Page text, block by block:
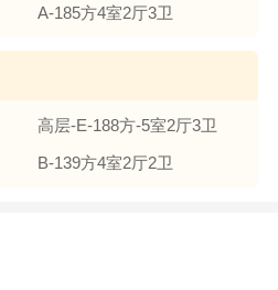
A-185方4室2厅3卫
高层-E-188方-5室2厅3卫
B-139方4室2厅2卫